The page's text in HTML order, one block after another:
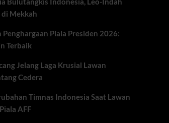
Mekkah
Penghargaan Piala Presiden 2026:
Terbaik
Jelang Laga Krusial Lawan
Cedera
Timnas Indonesia Saat Lawan
AFF